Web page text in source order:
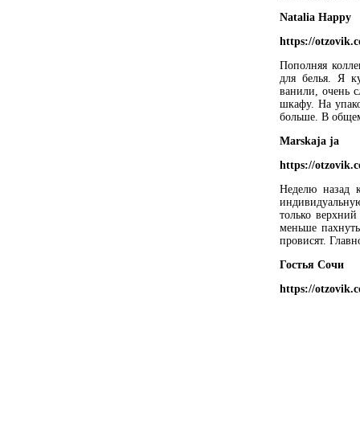
Natalia Happy
https://
Пополняя
для белья. Я
ванили, очень
шкафу. На
больше. В
Marskaja ja
https://
Неделю назад
только
меньше
провисят.
Гостья Сочи
https://